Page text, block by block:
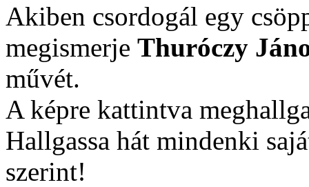
Akiben csordogál egy
megismerje Thuróczy
művét.
A képre kattintva
Hallgassa hát mindenki
szerint!